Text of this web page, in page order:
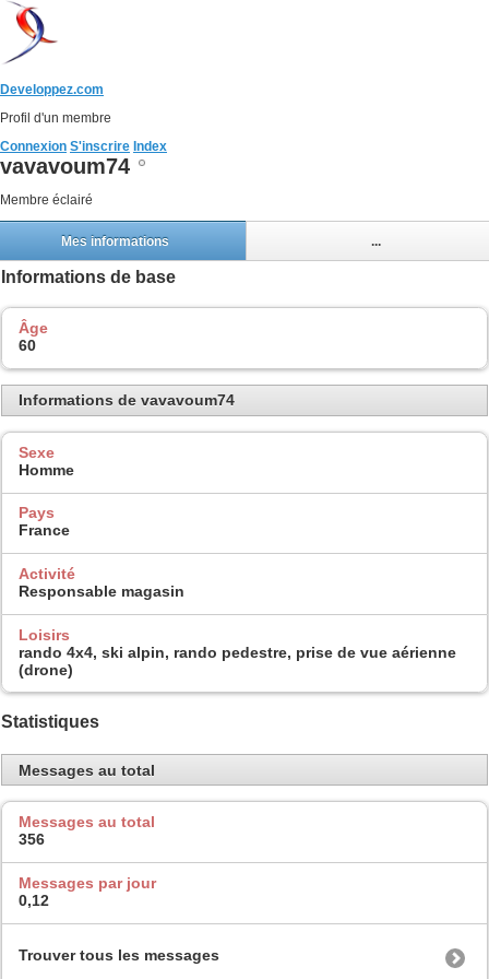
Developpez.com
Profil d'un membre
Connexion S'inscrire Index
vavavoum74
Membre éclairé
Mes informations ...
Informations de base
Âge
60
Informations de vavavoum74
Sexe
Homme
Pays
France
Activité
Responsable magasin
Loisirs
rando 4x4, ski alpin, rando pedestre, prise de vue aérienne
(drone)
Statistiques
Messages au total
Messages au total
356
Messages par jour
0,12
Trouver tous les messages